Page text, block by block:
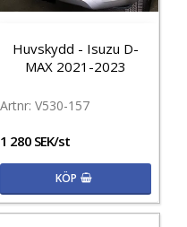
Huvskydd - Isuzu D-
MAX 2021-2023
V530-157
1 280 SEK/st
KÖP